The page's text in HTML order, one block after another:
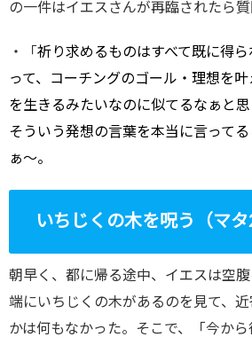
の一件はイエスさんが再臨されたら質
・「 祈り求めるものはすべて既に得ら
って、コーチングのゴール・理想を
を生きるみたいなのに似てるなぁと
そういう発想の言葉を本当に言って
ぁ〜。
いちじくの木を呪う（マタ
朝早く、都に帰る途中、イエスは空
端にいちじくの木があるのを見て、
かは何もなかった。そこで、「今か